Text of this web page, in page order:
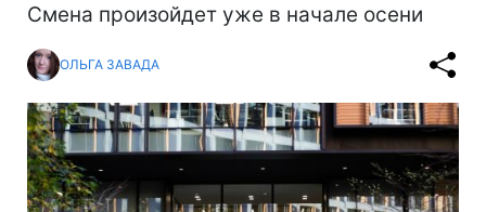
Смена произойдет уже в начале осени
ОЛЬГА ЗАВАДА